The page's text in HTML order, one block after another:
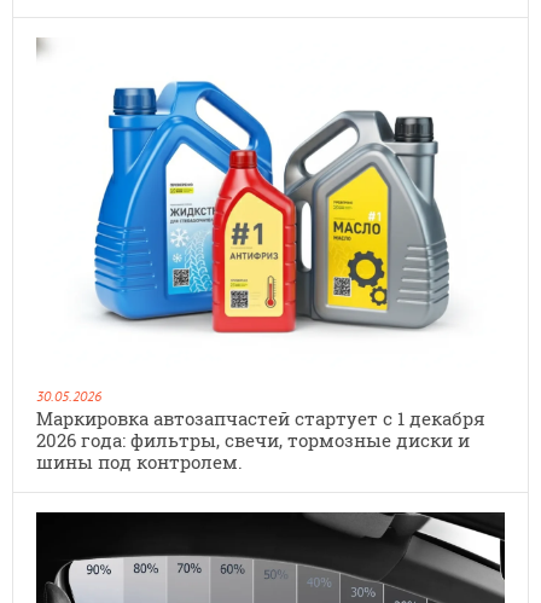
30.05.2026
Маркировка автозапчастей стартует с 1 декабря
2026 года: фильтры, свечи, тормозные диски и
шины под контролем.